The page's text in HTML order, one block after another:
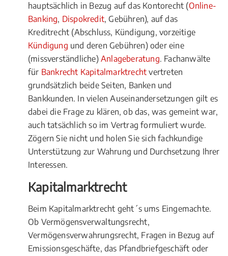
hauptsächlich in Bezug auf das Kontorecht (Online-
Banking, Dispokredit, Gebühren), auf das
Kreditrecht (Abschluss, Kündigung, vorzeitige
Kündigung und deren Gebühren) oder eine
(missverständliche) Anlageberatung. Fachanwälte
für Bankrecht Kapitalmarktrecht vertreten
grundsätzlich beide Seiten, Banken und
Bankkunden. In vielen Auseinandersetzungen gilt es
dabei die Frage zu klären, ob das, was gemeint war,
auch tatsächlich so im Vertrag formuliert wurde.
Zögern Sie nicht und holen Sie sich fachkundige
Unterstützung zur Wahrung und Durchsetzung Ihrer
Interessen.
Kapitalmarktrecht
Beim Kapitalmarktrecht geht´s ums Eingemachte.
Ob Vermögensverwaltungsrecht,
Vermögensverwahrungsrecht, Fragen in Bezug auf
Emissionsgeschäfte, das Pfandbriefgeschäft oder